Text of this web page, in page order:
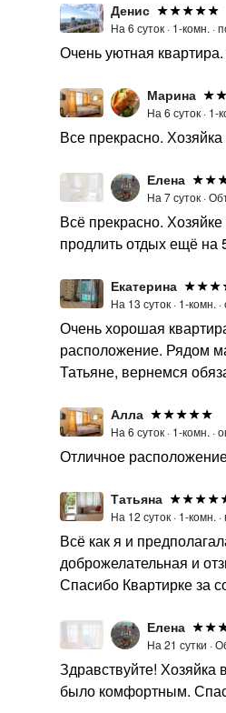
Денис
На 6 суток · 1-комн. ·
Очень уютная
Марина
На 6 суток · 1-
Все прекрасно.
Елена
На 7 суток ·
Всё прекрасно.
продлить отдых ещё на
Екатерина
На 13 суток · 1-комн. ·
Очень хорошая
расположение. Рядом
Татьяне, вернемся
Алла
На 6 суток · 1-комн. ·
Отличное
Татьяна
На 12 суток · 1-комн. ·
Всё как я и
доброжелательная и
Спасибо Квартирке за
Елена
На 21 сутки ·
Здравствуйте! Хозяйка
было комфортным.